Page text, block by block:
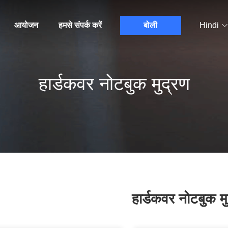
आयोजन हमसे संपर्क करें बोली Hindi
हार्डकवर नोटबुक मुद्रण
हार्डकवर नोटबुक